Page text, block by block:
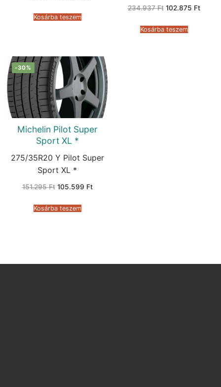
44.006 Ft.
Kosárba teszem
234.937Ft Original
234.937 Ft.
102.875 Ft
Kosárba teszem
-30%
Michelin Pilot Super
Sport XL *
275/35R20 Y Pilot Super
Sport XL *
151.295Ft Original
151.295 Ft.
105.599 FtCurrent
Kosárba teszem